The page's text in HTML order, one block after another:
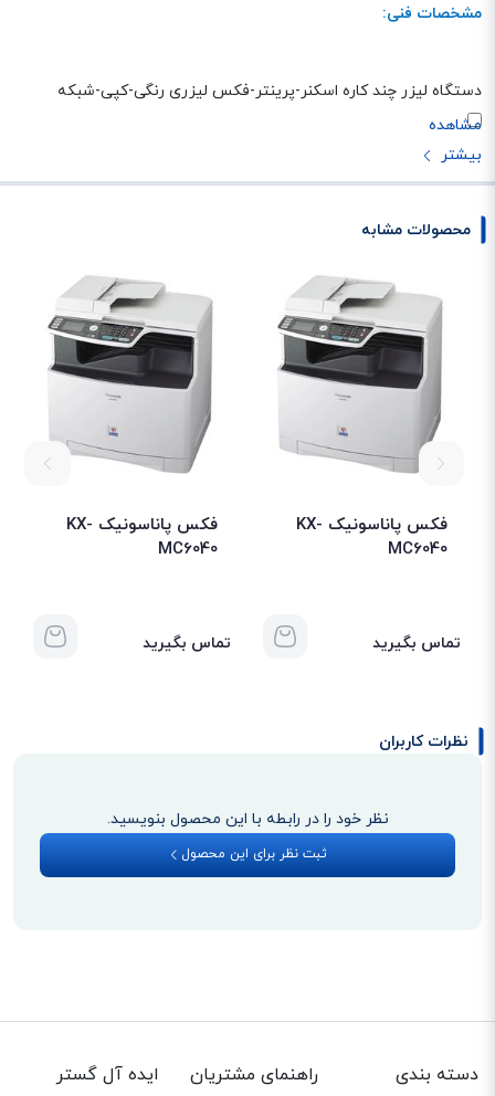
مشخصات فنی:
دستگاه لیزر چند کاره اسکنر-پرینتر-فکس لیزری رنگی-کپی-شبکه
محصولات مشابه
فکس پاناسونیک KX-
MC6040
تماس بگیرید
فکس پاناسونیک KX-
MC6040
تماس بگیرید
نظرات کاربران
نظر خود را در رابطه با این محصول بنویسید.
ثبت نظر برای این محصول
دسته بندی
راهنمای مشتریان ایده آل گستر